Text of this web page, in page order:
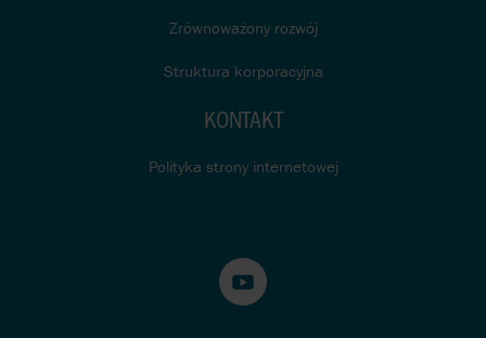
Zrównoważony rozwój
Struktura korporacyjna
KONTAKT
Polityka strony internetowej